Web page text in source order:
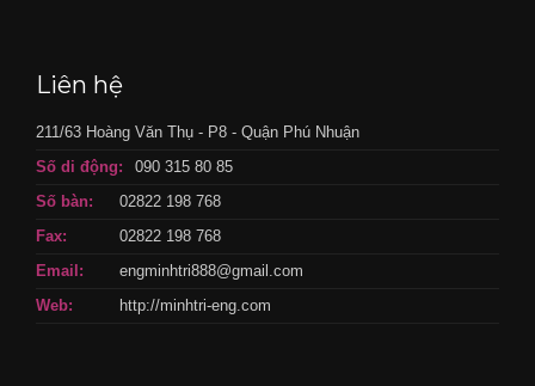
Liên hệ
211/63 Hoàng Văn Thụ - P8 - Quận Phú Nhuận
Số di động:
090 315 80 85
Số bàn:
02822 198 768
Fax:
02822 198 768
Email:
engminhtri888@gmail.com
Web:
http://minhtri-eng.com